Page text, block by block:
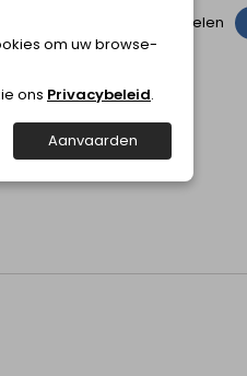
Delen
om uw browse-
ons Privacybeleid.
Aanvaarden